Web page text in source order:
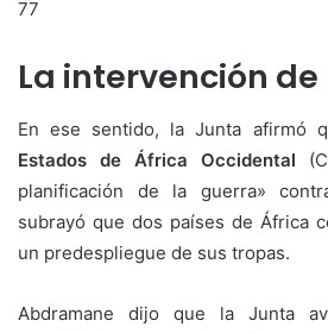
77
La intervención
En ese sentido, la Junta afirmó
Estados de África Occidental
planificación de la guerra»
subrayó que dos países de África
un predespliegue de sus tropas.
Abdramane dijo que la Junta